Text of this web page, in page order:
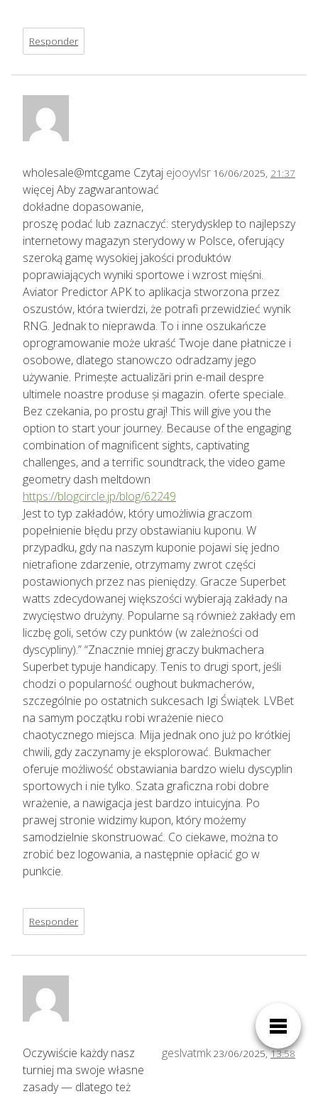
Responder
ejooyvlsr 16/06/2025, 21:37
wholesale@mtcgame Czytaj
więcej Aby zagwarantować
dokładne dopasowanie,
proszę podać lub zaznaczyć: sterydysklep to najlepszy
internetowy magazyn sterydowy w Polsce, oferujący
szeroką gamę wysokiej jakości produktów
poprawiających wyniki sportowe i wzrost mięśni.
Aviator Predictor APK to aplikacja stworzona przez
oszustów, która twierdzi, że potrafi przewidzieć wynik
RNG. Jednak to nieprawda. To i inne oszukańcze
oprogramowanie może ukraść Twoje dane płatnicze i
osobowe, dlatego stanowczo odradzamy jego
używanie. Primește actualizări prin e-mail despre
ultimele noastre produse și magazin. oferte speciale.
Bez czekania, po prostu graj! This will give you the
option to start your journey. Because of the engaging
combination of magnificent sights, captivating
challenges, and a terrific soundtrack, the video game
geometry dash meltdown
https://blogcircle.jp/blog/62249
Jest to typ zakładów, który umożliwia graczom
popełnienie błędu przy obstawianiu kuponu. W
przypadku, gdy na naszym kuponie pojawi się jedno
nietrafione zdarzenie, otrzymamy zwrot części
postawionych przez nas pieniędzy. Gracze Superbet
watts zdecydowanej większości wybierają zakłady na
zwycięstwo drużyny. Popularne są również zakłady em
liczbę goli, setów czy punktów (w zależności od
dyscypliny).” “Znacznie mniej graczy bukmachera
Superbet typuje handicapy. Tenis to drugi sport, jeśli
chodzi o popularność oughout bukmacherów,
szczególnie po ostatnich sukcesach Igi Świątek. LVBet
na samym początku robi wrażenie nieco
chaotycznego miejsca. Mija jednak ono już po krótkiej
chwili, gdy zaczynamy je eksplorować. Bukmacher
oferuje możliwość obstawiania bardzo wielu dyscyplin
sportowych i nie tylko. Szata graficzna robi dobre
wrażenie, a nawigacja jest bardzo intuicyjna. Po
prawej stronie widzimy kupon, który możemy
samodzielnie skonstruować. Co ciekawe, można to
zrobić bez logowania, a następnie opłacić go w
punkcie.
Responder
geslvatmk 23/06/2025,13:58
Oczywiście każdy nasz
turniej ma swoje własne
zasady — dlatego też